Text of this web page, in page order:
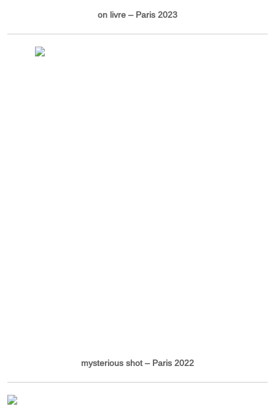
on livre – Paris 2023
mysterious shot – Paris 2022